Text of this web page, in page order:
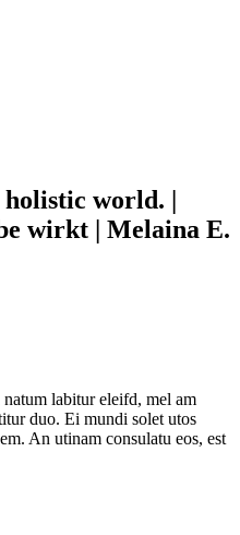
world. |
wirkt | Melaina E.
labitur eleifd, mel am
duo. Ei mundi solet utos
An utinam consulatu eos, est